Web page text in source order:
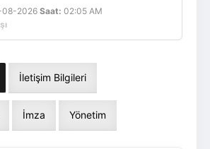
2026Saat: 02:05 AM
İletişim Bilgileri
İmza Yönetim